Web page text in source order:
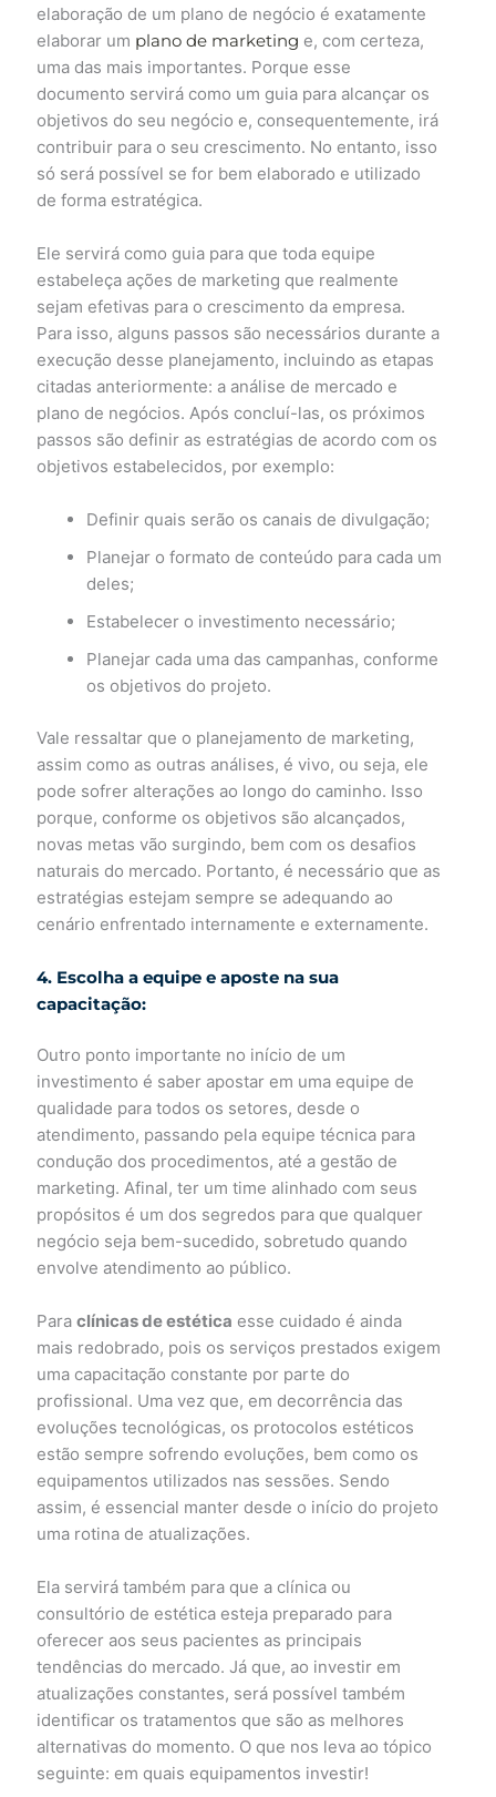
elaboração de um plano de negócio é exatamente
elaborar um plano de marketing e, com certeza,
uma das mais importantes. Porque esse
documento servirá como um guia para alcançar os
objetivos do seu negócio e, consequentemente, irá
contribuir para o seu crescimento. No entanto, isso
só será possível se for bem elaborado e utilizado
de forma estratégica.
Ele servirá como guia para que toda equipe
estabeleça ações de marketing que realmente
sejam efetivas para o crescimento da empresa.
Para isso, alguns passos são necessários durante a
execução desse planejamento, incluindo as etapas
citadas anteriormente: a análise de mercado e
plano de negócios. Após concluí-las, os próximos
passos são definir as estratégias de acordo com os
objetivos estabelecidos, por exemplo:
Definir quais serão os canais de divulgação;
Planejar o formato de conteúdo para cada um
deles;
Estabelecer o investimento necessário;
Planejar cada uma das campanhas, conforme
os objetivos do projeto.
Vale ressaltar que o planejamento de marketing,
assim como as outras análises, é vivo, ou seja, ele
pode sofrer alterações ao longo do caminho. Isso
porque, conforme os objetivos são alcançados,
novas metas vão surgindo, bem com os desafios
naturais do mercado. Portanto, é necessário que as
estratégias estejam sempre se adequando ao
cenário enfrentado internamente e externamente.
4. Escolha a equipe e aposte na sua
capacitação:
Outro ponto importante no início de um
investimento é saber apostar em uma equipe de
qualidade para todos os setores, desde o
atendimento, passando pela equipe técnica para
condução dos procedimentos, até a gestão de
marketing. Afinal, ter um time alinhado com seus
propósitos é um dos segredos para que qualquer
negócio seja bem-sucedido, sobretudo quando
envolve atendimento ao público.
Paraclínicas de estética esse cuidado é ainda
mais redobrado, pois os serviços prestados exigem
uma capacitação constante por parte do
profissional. Uma vez que, em decorrência das
evoluções tecnológicas, os protocolos estéticos
estão sempre sofrendo evoluções, bem como os
equipamentos utilizados nas sessões. Sendo
assim, é essencial manter desde o início do projeto
uma rotina de atualizações.
Ela servirá também para que a clínica ou
consultório de estética esteja preparado para
oferecer aos seus pacientes as principais
tendências do mercado. Já que, ao investir em
atualizações constantes, será possível também
identificar os tratamentos que são as melhores
alternativas do momento. O que nos leva ao tópico
seguinte: em quais equipamentos investir!